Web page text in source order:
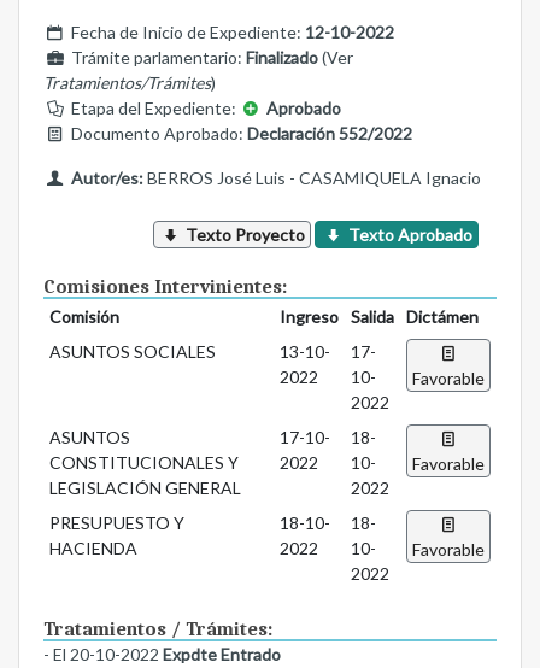
Fecha de Inicio de Expediente: 12-10-2022
Trámite parlamentario: Finalizado(Ver
Tratamientos/Trámites)
Etapa del Expediente:
Aprobado
Documento Aprobado: Declaración 552/2022
Autor/es:BERROS José Luis - CASAMIQUELA Ignacio
Texto Proyecto Texto Aprobado
Comisiones Intervinientes:
Comisión Ingreso Salida
Dictámen
ASUNTOS SOCIALES
13-10-
2022
17-
10-
2022
Favorable
ASUNTOS
CONSTITUCIONALES Y
LEGISLACIÓN GENERAL
17-10-
2022
18-
10-
2022
Favorable
PRESUPUESTO Y
HACIENDA
18-10-
2022
18-
10-
2022
Favorable
Tratamientos / Trámites:
- El 20-10-2022 Expdte Entrado